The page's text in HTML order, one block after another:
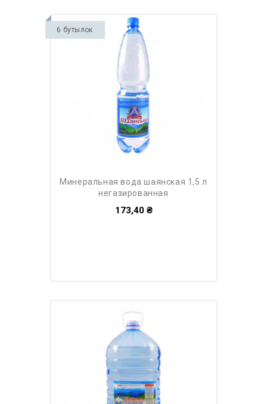
6 бутылок
минеральная вода шаянская 1,5 л
негазированная
173,40 ₴